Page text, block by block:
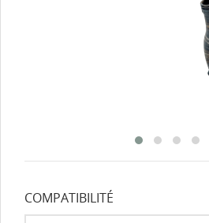
COMPATIBILITÉ